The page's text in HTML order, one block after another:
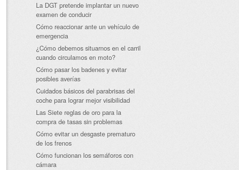
La DGT pretende implantar un nuevo
examen de conducir
Cómo reaccionar ante un vehículo de
emergencia
¿Cómo debemos situarnos en el carril
cuando circulamos en moto?
Cómo pasar los badenes y evitar
posibles averías
Cuidados básicos del parabrisas del
coche para lograr mejor visibilidad
Las Siete reglas de oro para la
compra de tasas sin problemas
Cómo evitar un desgaste prematuro
de los frenos
Cómo funcionan los semáforos con
cámara